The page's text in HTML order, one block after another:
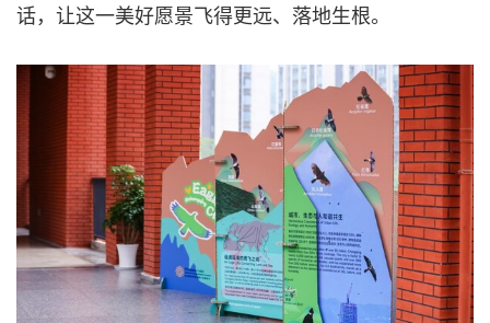
话，让这一美好愿景飞得更远、落地生根。